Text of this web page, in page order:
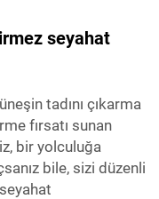
seyahat
tadını çıkarma
fırsatı sunan
bir yolculuğa
bile, sizi düzenli